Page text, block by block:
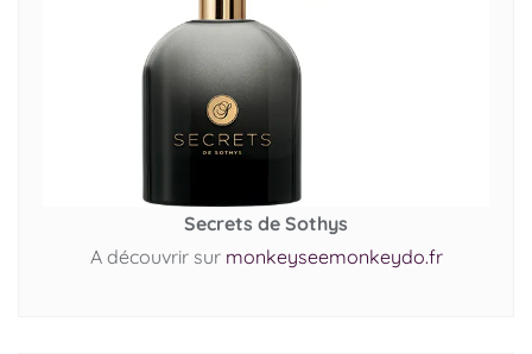
Secrets de Sothys
A découvrir sur monkeyseemonkeydo.fr